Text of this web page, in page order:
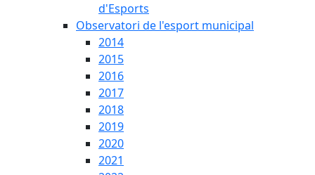
d'Esports
Observatori de l'esport municipal
2014
2015
2016
2017
2018
2019
2020
2021